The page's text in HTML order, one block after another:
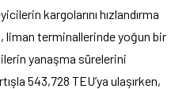
kargolarını hızlandırma
liman terminallerinde yoğun bir
yanaşma sürelerini
543,728 TEU’ya ulaşırken,